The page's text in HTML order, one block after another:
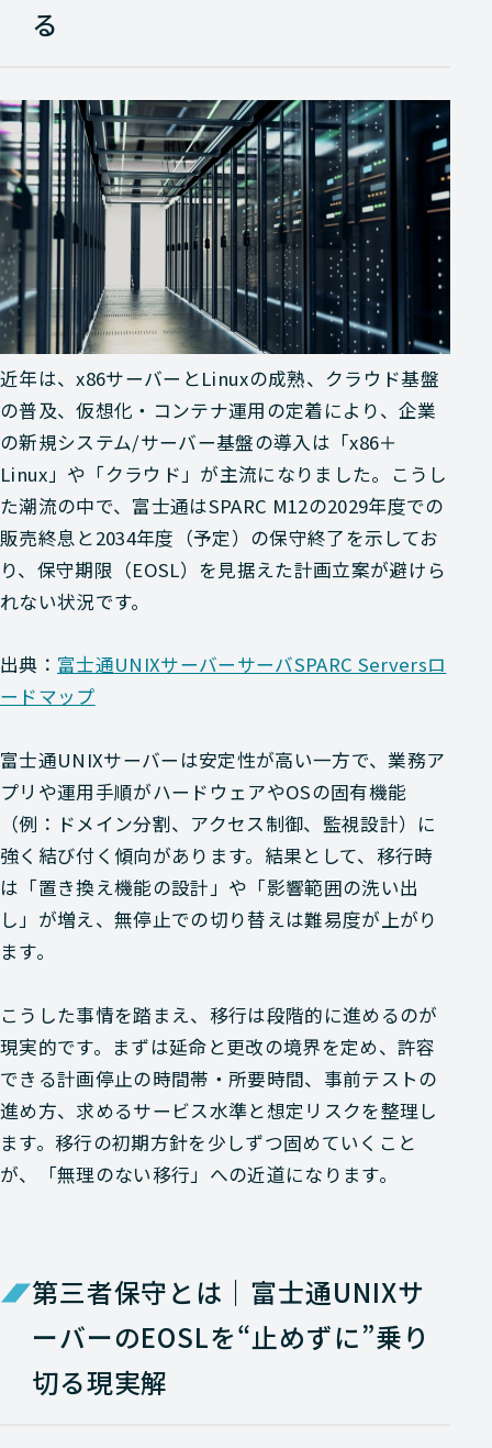
る
近年は、x86サーバーとLinuxの成熟、クラウド基盤
の普及、仮想化・コンテナ運用の定着により、企業
の新規システム/サーバー基盤の導入は「x86＋
Linux」や「クラウド」が主流になりました。こうし
た潮流の中で、富士通はSPARC M12の2029年度での
販売終息と2034年度（予定）の保守終了を示してお
り、保守期限（EOSL）を見据えた計画立案が避けら
れない状況です。
出典： 富士通UNIXサーバーサーバSPARC Serversロ
ードマップ
富士通UNIXサーバーは安定性が高い一方で、業務ア
プリや運用手順がハードウェアやOSの固有機能
（例：ドメイン分割、アクセス制御、監視設計）に
強く結び付く傾向があります。結果として、移行時
は「置き換え機能の設計」や「影響範囲の洗い出
し」が増え、無停止での切り替えは難易度が上がり
ます。
こうした事情を踏まえ、移行は段階的に進めるのが
現実的です。まずは延命と更改の境界を定め、許容
できる計画停止の時間帯・所要時間、事前テストの
進め方、求めるサービス水準と想定リスクを整理し
ます。移行の初期方針を少しずつ固めていくこと
が、「無理のない移行」への近道になります。
第三者保守とは｜富士通UNIXサ
ーバーのEOSLを“止めずに”乗り
切る現実解